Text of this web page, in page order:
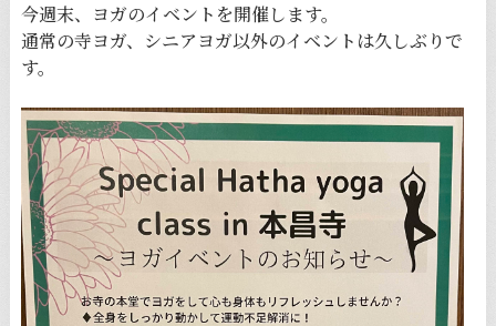
今週末、ヨガのイベントを開催します。
通常の寺ヨガ、シニアヨガ以外のイベントは久しぶりで
す。